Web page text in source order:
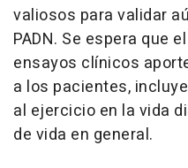
valiosos para validar
PADN. Se espera que
ensayos clínicos
a los pacientes,
al ejercicio en la vida
de vida en general.